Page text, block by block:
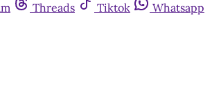
Threads Tiktok
Whatsapp